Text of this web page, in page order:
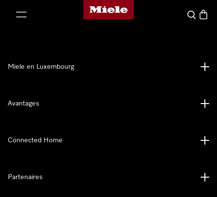
Page d'accueil de Miele
Panier
Miele en Luxembourg
Avantages
Connected Home
Partenaires